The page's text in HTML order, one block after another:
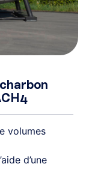
volumes
d’une